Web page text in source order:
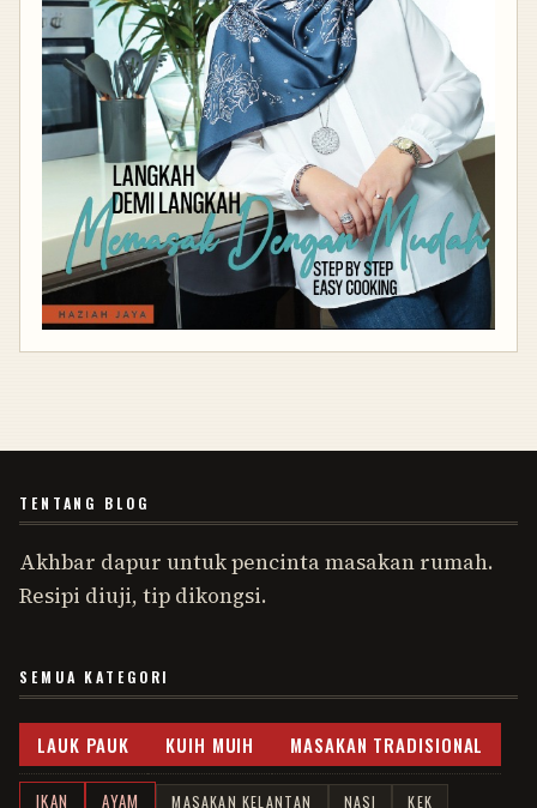
TENTANG BLOG
Akhbar dapur untuk pencinta masakan rumah.
Resipi diuji, tip dikongsi.
SEMUA KATEGORI
LAUK PAUK KUIH MUIH MASAKAN TRADISIONAL
IKAN AYAM MASAKAN KELANTAN NASI KEK